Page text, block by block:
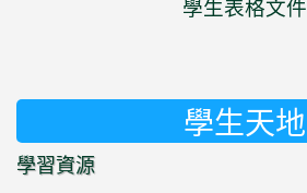
學生表格文件
學生天地
學習資源